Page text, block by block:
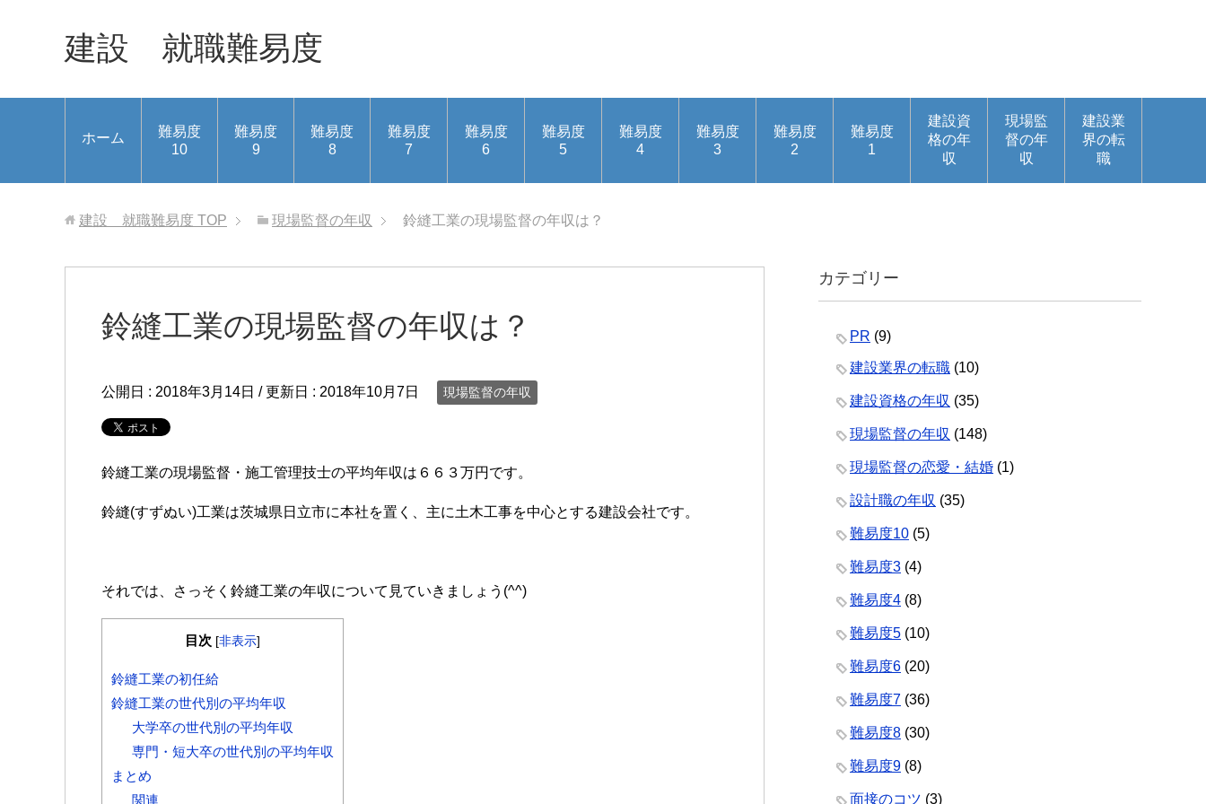
建設 就職難易度
ホーム
難易度
10
難易度
9
難易度
8
難易度
7
難易度
6
難易度
5
難易度
4
難易度
3
難易度
2
難易度
1
建設資
格の年
収
現場監
督の年
収
建設業
界の転
職
建設 就職難易度 TOP 現場監督の年収 鈴縫工業の現場監督の年収は？
鈴縫工業の現場監督の年収は？
公開日 : 2018年3月14日 / 更新日 : 2018年10月7日 現場監督の年収
鈴縫工業の現場監督・施工管理技士の平均年収は６６３万円です。
鈴縫(すずぬい)工業は茨城県日立市に本社を置く、主に土木工事を中心とする建設会社です。
それでは、さっそく鈴縫工業の年収について見ていきましょう(^^)
目次 [非表示]
鈴縫工業の初任給
鈴縫工業の世代別の平均年収
大学卒の世代別の平均年収
専門・短大卒の世代別の平均年収
まとめ
関連
カテゴリー
PR (9)
建設業界の転職 (10)
建設資格の年収 (35)
現場監督の年収 (148)
現場監督の恋愛・結婚 (1)
設計職の年収 (35)
難易度10 (5)
難易度3 (4)
難易度4 (8)
難易度5 (10)
難易度6 (20)
難易度7 (36)
難易度8 (30)
難易度9 (8)
面接のコツ (3)